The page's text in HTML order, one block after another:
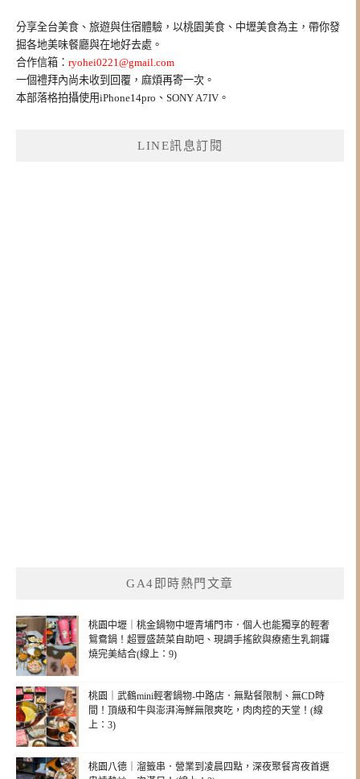
字:
分享全台美食、旅遊與住宿體驗，以桃園美食、中壢美食為主，帶你發
掘各地美味餐廳與在地好去處。
合作信箱： ryohei0221@gmail.com
一個禮拜內尚未收到回覆，麻煩再寄一次。
本部落格拍攝使用iPhone14pro、SONY A7IV。
LINE訊息訂閱
GA4即時熱門文章
桃園中壢｜桃金鍋物中壢青埔門市．個人也能獨享的輕奢
鴛鴦鍋！超豐盛蔬菜自助吧、現調手搖飲與療癒生乳銅鑼
燒完美結合(線上：9)
桃園｜武鶴mini輕奢鍋物-中路店．無點餐限制、無CD時
間！頂級和牛與澎湃海鮮無限爽吃，肉肉控的天堂！(線
上：3)
桃園八德｜溜籤串．營業到凌晨四點，深夜聚餐宵夜首選